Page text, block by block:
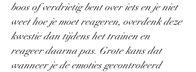
boos of verdrietig bent over iets en je niet
weet hoe je moet reageren, overdenk deze
kwestie dan tijdens het trainen en
reageer daarna pas. Grote kans dat
wanneer je de emoties gecontroleerd